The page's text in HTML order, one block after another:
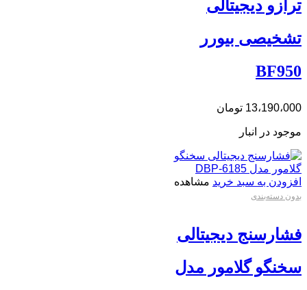
ترازو دیجیتالی
تشخیصی بیورر
BF950
13،190،000 تومان
موجود در انبار
افزودن به سبد خرید مشاهده
بدون دسته‌بندی
فشارسنج دیجیتالی
سخنگو گلامور مدل